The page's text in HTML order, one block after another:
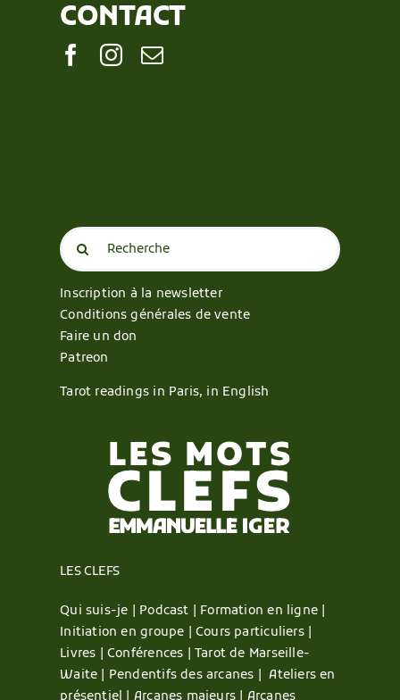
CONTACT
Search
for:
Inscription à la newsletter
Conditions générales de vente
Faire un don
Patreon
Tarot readings in Paris, in English
LES CLEFS
Qui suis-je | Podcast | Formation en ligne |
Initiation en groupe |Cours particuliers |
Livres |Conférences |Tarot de Marseille-
Waite | Pendentifs des arcanes |Ateliers en